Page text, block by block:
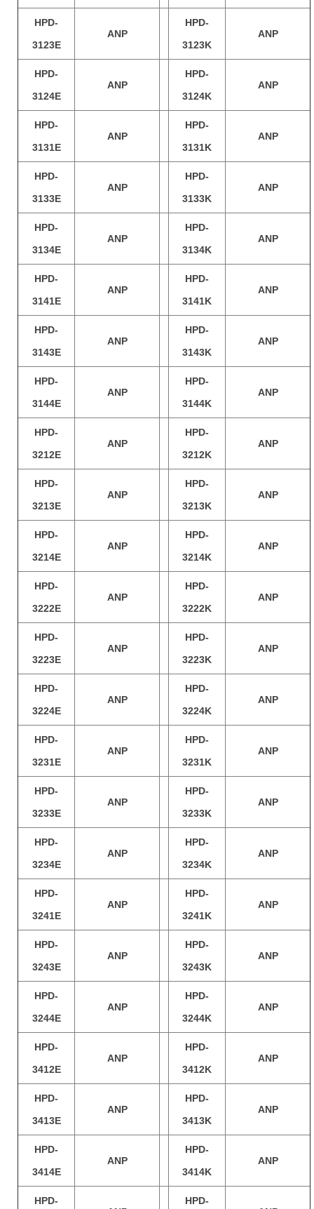
HPD-
3123E
ANP
HPD-
3123K
ANP
HPD-
3124E
ANP
HPD-
3124K
ANP
HPD-
3131E
ANP
HPD-
3131K
ANP
HPD-
3133E
ANP
HPD-
3133K
ANP
HPD-
3134E
ANP
HPD-
3134K
ANP
HPD-
3141E
ANP
HPD-
3141K
ANP
HPD-
3143E
ANP
HPD-
3143K
ANP
HPD-
3144E
ANP
HPD-
3144K
ANP
HPD-
3212E
ANP
HPD-
3212K
ANP
HPD-
3213E
ANP
HPD-
3213K
ANP
HPD-
3214E
ANP
HPD-
3214K
ANP
HPD-
3222E
ANP
HPD-
3222K
ANP
HPD-
3223E
ANP
HPD-
3223K
ANP
HPD-
3224E
ANP
HPD-
3224K
ANP
HPD-
3231E
ANP
HPD-
3231K
ANP
HPD-
3233E
ANP
HPD-
3233K
ANP
HPD-
3234E
ANP
HPD-
3234K
ANP
HPD-
3241E
ANP
HPD-
3241K
ANP
HPD-
3243E
ANP
HPD-
3243K
ANP
HPD-
3244E
ANP
HPD-
3244K
ANP
HPD-
3412E
ANP
HPD-
3412K
ANP
HPD-
3413E
ANP
HPD-
3413K
ANP
HPD-
3414E
ANP
HPD-
3414K
ANP
HPD-
HPD-